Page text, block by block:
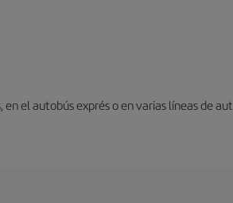
el autobús exprés o en varias líneas de